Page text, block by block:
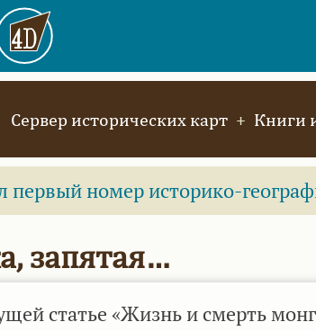
Сервер исторических карт Книги
номер историко-
запятая…
статье «Жизнь и смерть